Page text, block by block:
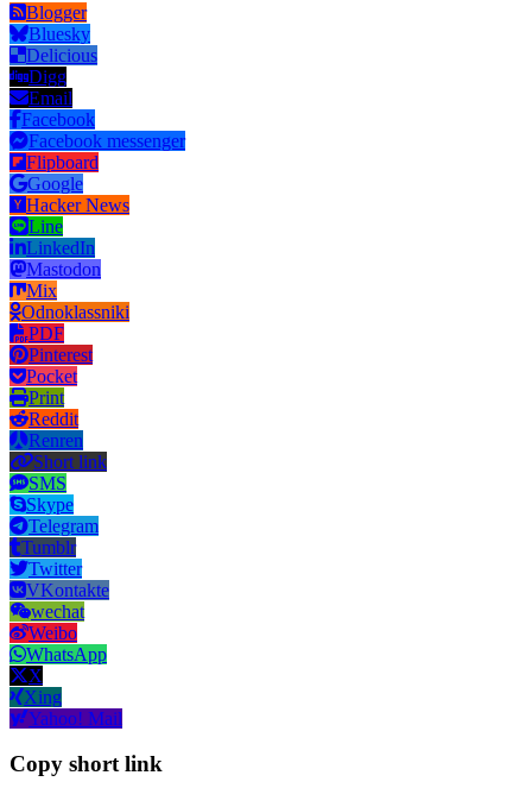
Blogger
Bluesky
Delicious
Digg
Email
Facebook
Facebook messenger
Flipboard
Google
Hacker News
Line
LinkedIn
Mastodon
Mix
Odnoklassniki
PDF
Pinterest
Pocket
Print
Reddit
Renren
Short link
SMS
Skype
Telegram
Tumblr
Twitter
VKontakte
wechat
Weibo
WhatsApp
X
Xing
Yahoo! Mail
Copy short link